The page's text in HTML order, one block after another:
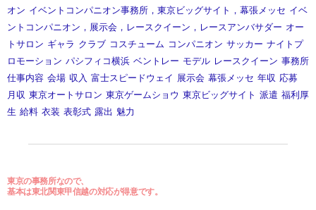
オン イベントコンパニオン事務所，東京ビッグサイト，幕張メッセ イベ
ントコンパニオン，展示会，レースクイーン，レースアンバサダー オー
トサロン ギャラ クラブ コスチューム コンパニオン サッカー ナイトプ
ロモーション パシフィコ横浜 ベントレー モデル レースクイーン 事務所
仕事内容 会場 収入 富士スピードウェイ 展示会 幕張メッセ 年収 応募
月収 東京オートサロン 東京ゲームショウ 東京ビッグサイト 派遣 福利厚
生 給料 衣装 表彰式 露出 魅力
東京の事務所なので、
基本は東北関東甲信越の対応が得意です。